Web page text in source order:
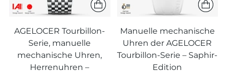
AGELOCER Tourbillon-
Serie, manuelle
mechanische Uhren,
Herrenuhren –
Manuelle mechanische
Uhren der AGELOCER
Tourbillon-Serie – Saphir-
Edition